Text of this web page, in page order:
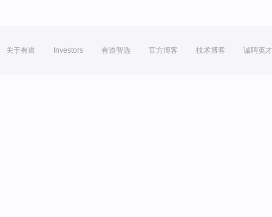
关于有道 Investors 有道智选 官方博客 技术博客 诚聘英才